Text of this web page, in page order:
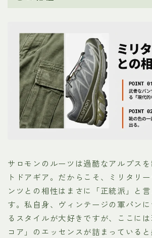
サロモンのルーツは過酷なアルプス
トドアギア。だからこそ、ミリタリ
ンツとの相性はまさに「正統派」と
す。私自身、ヴィンテージの軍パン
るスタイルが大好きですが、ここに
コア」のエッセンスが詰まっていると